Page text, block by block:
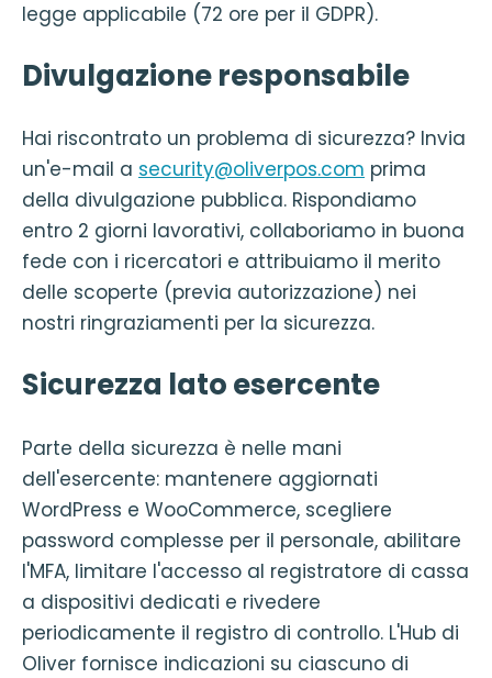
legge applicabile (72 ore per il GDPR).
Divulgazione responsabile
Hai riscontrato un problema di sicurezza? Invia
un'e-mail a security@oliverpos.com prima
della divulgazione pubblica. Rispondiamo
entro 2 giorni lavorativi, collaboriamo in buona
fede con i ricercatori e attribuiamo il merito
delle scoperte (previa autorizzazione) nei
nostri ringraziamenti per la sicurezza.
Sicurezza lato esercente
Parte della sicurezza è nelle mani
dell'esercente: mantenere aggiornati
WordPress e WooCommerce, scegliere
password complesse per il personale, abilitare
l'MFA, limitare l'accesso al registratore di cassa
a dispositivi dedicati e rivedere
periodicamente il registro di controllo. L'Hub di
Oliver fornisce indicazioni su ciascuno di